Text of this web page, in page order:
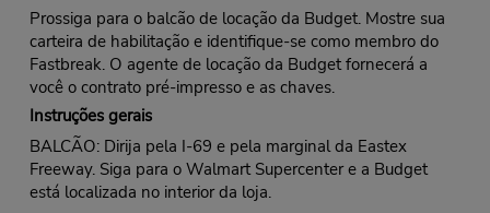
Prossiga para o balcão de locação da Budget. Mostre sua
carteira de habilitação e identifique-se como membro do
Fastbreak. O agente de locação da Budget fornecerá a
você o contrato pré-impresso e as chaves.
Instruções gerais
BALCÃO: Dirija pela I-69 e pela marginal da Eastex
Freeway. Siga para o Walmart Supercenter e a Budget
está localizada no interior da loja.